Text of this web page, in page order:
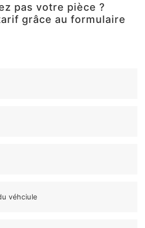
pas votre pièce ?
grâce au formulaire
véhciule